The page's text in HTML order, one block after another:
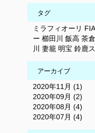
タグ
ミラフィオーリ
ー 櫛田川 飯高 茶倉
川
妻籠 明宝 鈴鹿
アーカイブ
2020年11月 (1)
2020年09月 (2)
2020年08月 (4)
2020年07月 (4)